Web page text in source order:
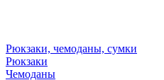
Рюкзаки, чемоданы, сумки
Рюкзаки
Чемоданы